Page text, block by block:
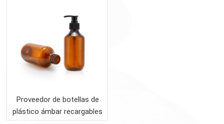
Proveedor de botellas de
plástico ámbar recargables